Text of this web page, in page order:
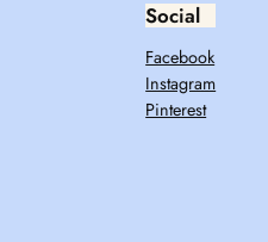
Social
Facebook
Instagram
Pinterest